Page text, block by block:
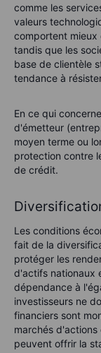
comme les
valeurs
comportent mieux
tandis que les
base de clientèle
tendance à
En ce qui
d'émetteur
moyen terme ou
protection contre
de crédit.
Les conditions
fait de la
protéger les
d'actifs nationaux
dépendance à
investisseurs ne
financiers sont
marchés
peuvent offrir la